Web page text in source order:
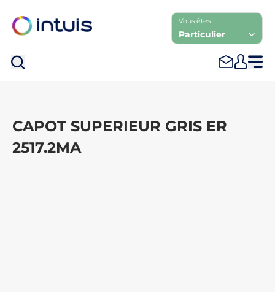
Vous êtes :
Particulier
CAPOT SUPERIEUR GRIS ER
2517.2MA